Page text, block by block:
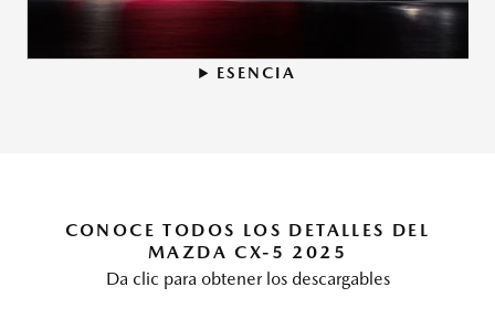
ESENCIA
CONOCE TODOS LOS DETALLES DEL
MAZDA CX-5 2025
Da clic para obtener los descargables